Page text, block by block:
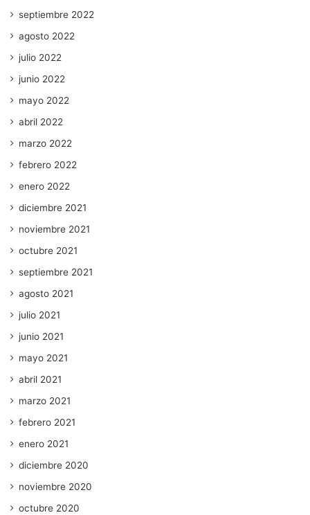
septiembre 2022
agosto 2022
julio 2022
junio 2022
mayo 2022
abril 2022
marzo 2022
febrero 2022
enero 2022
diciembre 2021
noviembre 2021
octubre 2021
septiembre 2021
agosto 2021
julio 2021
junio 2021
mayo 2021
abril 2021
marzo 2021
febrero 2021
enero 2021
diciembre 2020
noviembre 2020
octubre 2020